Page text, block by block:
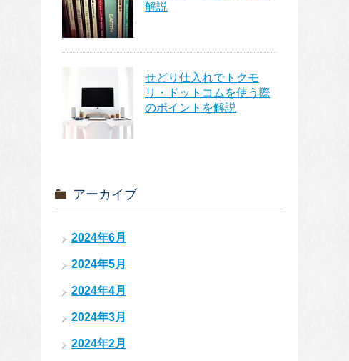
解説
せどり仕入れでトクモ
リ・ドットコムを使う際
のポイントを解説
アーカイブ
2024年6月
2024年5月
2024年4月
2024年3月
2024年2月